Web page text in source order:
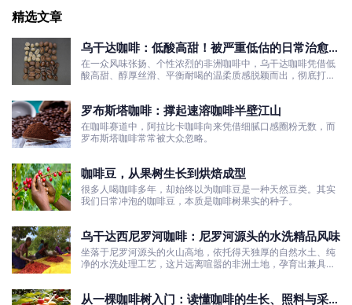
精选文章
乌干达咖啡：低酸高甜！被严重低估的日常治愈口
粮豆
在一众风味张扬、个性浓烈的非洲咖啡中，乌干达咖啡凭借低
酸高甜、醇厚丝滑、平衡耐喝的温柔质感脱颖而出，彻底打破
罗布斯塔咖啡：撑起速溶咖啡半壁江山
在咖啡赛道中，阿拉比卡咖啡向来凭借细腻口感圈粉无数，而
罗布斯塔咖啡常常被大众忽略。
咖啡豆，从果树生长到烘焙成型
很多人喝咖啡多年，却始终以为咖啡豆是一种天然豆类。其实
我们日常冲泡的咖啡豆，本质是咖啡树果实的种子。
乌干达西尼罗河咖啡：尼罗河源头的水洗精品风味
坐落于尼罗河源头的火山高地，依托得天独厚的自然水土、纯
净的水洗处理工艺，这片远离喧嚣的非洲土地，孕育出兼具干
从一棵咖啡树入门：读懂咖啡的生长、照料与采收